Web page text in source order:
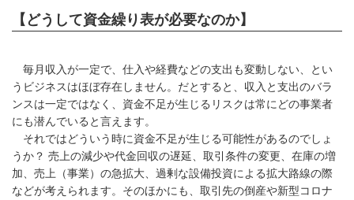
【どうして資金繰り表が必要なのか】
毎月収入が一定で、仕入や経費などの支出も変動しない、とい
うビジネスはほぼ存在しません。だとすると、収入と支出のバラ
ンスは一定ではなく、資金不足が生じるリスクは常にどの事業者
にも潜んでいると言えます。
それではどういう時に資金不足が生じる可能性があるのでしょ
うか？ 売上の減少や代金回収の遅延、取引条件の変更、在庫の増
加、売上（事業）の急拡大、過剰な設備投資による拡大路線の際
などが考えられます。そのほかにも、取引先の倒産や新型コロナ